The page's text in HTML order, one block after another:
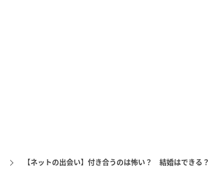
【ネットの出会い】付き合うのは怖い？ 結婚はできる？